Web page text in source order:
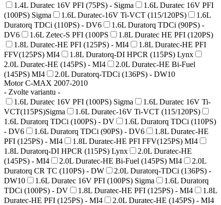
1.4L Duratec 16V PFI (75PS) - Sigma
1.6L Duratec 16V PFI
(100PS) Sigma
1.6L Duratec-16V Ti-VCT (115/120PS)
1.6L
Duratorq TDCi (110PS) - DV6
1.6L Duratorq TDCi (90PS) -
DV6
1.6L Zetec-S PFI (100PS
1.8L Duratec HE PFI (120PS)
1.8L Duratec-HE PFI (125PS) - MI4
1.8L Duratec-HE PFI
FFV(125PS) MI4
1.8L Duratorq-DI HPCR (115PS) Lynx
2.0L Duratec-HE (145PS) - MI4
2.0L Duratec-HE Bi-Fuel
(145PS) MI4
2.0L Duratorq-TDCi (136PS) - DW10
Motor C-MAX 2007-2010
- Zvolte variantu -
1.6L Duratec 16V PFI (100PS) Sigma
1.6L Duratec 16V Ti-
VCT(115PS)Sigma
1.6L Duratec-16V Ti-VCT (115/120PS)
1.6L Duratorq TDCi (100PS) - DV
1.6L Duratorq TDCi (110PS)
- DV6
1.6L Duratorq TDCi (90PS) - DV6
1.8L Duratec-HE
PFI (125PS) - MI4
1.8L Duratec-HE PFI FFV(125PS) MI4
1.8L Duratorq-DI HPCR (115PS) Lynx
2.0L Duratec-HE
(145PS) - MI4
2.0L Duratec-HE Bi-Fuel (145PS) MI4
2.0L
Duratorq CR TC (110PS) - DW
2.0L Duratorq-TDCi (136PS) -
DW10
1.6L Duratec 16V PFI (100PS) Sigma
1.6L Duratorq
TDCi (100PS) - DV
1.8L Duratec-HE PFI (125PS) - MI4
1.8L
Duratec-HE PFI (125PS) - MI4
2.0L Duratec-HE (145PS) - MI4